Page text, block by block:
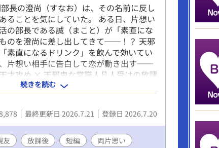
長の澄尚（すなお）は、その名前に反し
ることを気にしていた。 ある日、片想い
の部長である誠（まこと）が「素直にな
のを澄尚に差し出してきて──！？ 天邪
素直になるドリンク」を飲んで効いてい
片想い相手に告白して恋が動き出す──
才攻め × 天邪鬼な常識人凡人受けの放課
【攻め】誠（まこと） 高3。オカルト研
天才だが、素直であるが故に騙されやす
頭の良さから距離を取られることが多く、
い。 【受け】澄尚（すなお） 高3。オカ
鬼になっていってしまっている自覚があ
続きを読む
最終更新日 2026.7.21 登録日 2026.7.20
友 放課後 短編
両片思い